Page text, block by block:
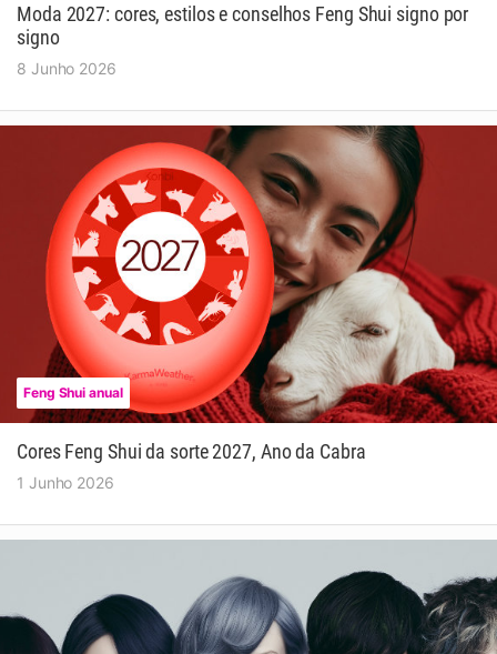
Moda 2027: cores, estilos e conselhos Feng Shui signo por
signo
8 Junho 2026
Feng Shui anual
Cores Feng Shui da sorte 2027, Ano da Cabra
1 Junho 2026